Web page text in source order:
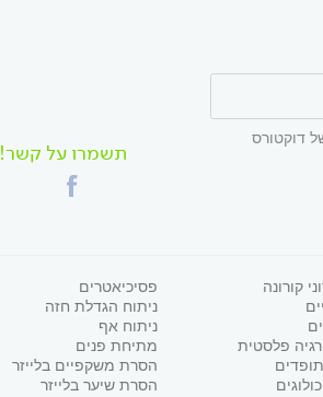
דוקטורס
תשמרו על קשר!
קורונה
פלסטית
פסיכיאטרים
ניתוח הגדלת חזה
ניתוח אף
מתיחת פנים
הסרת משקפיים בלייזר
הסרת שיער בלייזר